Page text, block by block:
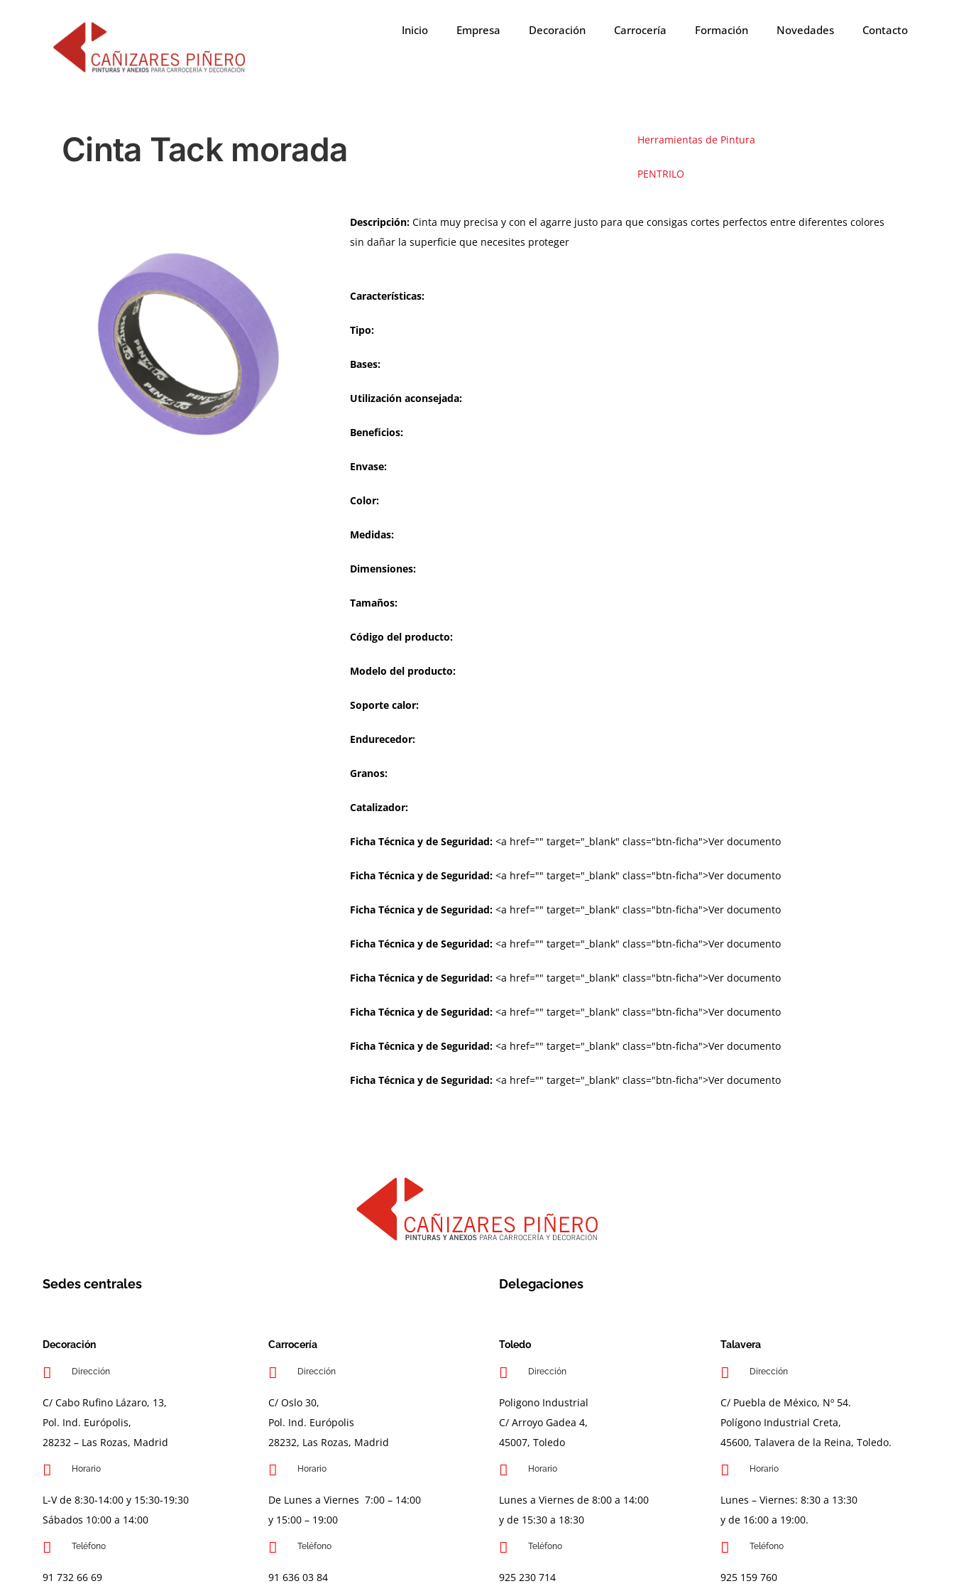
Inicio Empresa Decoración Carrocería Formación Novedades Contacto
Cinta Tack morada Herramientas de Pintura
PENTRILO
Descripción: Cinta muy precisa y con el agarre justo para que consigas cortes perfectos entre diferentes colores
sin dañar la superficie que necesites proteger
Características:
Tipo:
Bases:
Utilización aconsejada:
Beneficios:
Envase:
Color:
Medidas:
Dimensiones:
Tamaños:
Código del producto:
Modelo del producto:
Soporte calor:
Endurecedor:
Granos:
Catalizador:
Ficha Técnica y de Seguridad: <a href="" target="_blank" class="btn-ficha">Ver documento
Ficha Técnica y de Seguridad: <a href="" target="_blank" class="btn-ficha">Ver documento
Ficha Técnica y de Seguridad: <a href="" target="_blank" class="btn-ficha">Ver documento
Ficha Técnica y de Seguridad: <a href="" target="_blank" class="btn-ficha">Ver documento
Ficha Técnica y de Seguridad: <a href="" target="_blank" class="btn-ficha">Ver documento
Ficha Técnica y de Seguridad: <a href="" target="_blank" class="btn-ficha">Ver documento
Ficha Técnica y de Seguridad: <a href="" target="_blank" class="btn-ficha">Ver documento
Ficha Técnica y de Seguridad: <a href="" target="_blank" class="btn-ficha">Ver documento
Sedes centrales Delegaciones
Decoración
Dirección
C/ Cabo Rufino Lázaro, 13,
Pol. Ind. Európolis,
28232 – Las Rozas, Madrid
Horario
L-V de 8:30-14:00 y 15:30-19:30
Sábados 10:00 a 14:00
Teléfono
91 732 66 69
Carrocería
Dirección
C/ Oslo 30,
Pol. Ind. Európolis
28232, Las Rozas, Madrid
Horario
De Lunes a Viernes 7:00 – 14:00
y 15:00 – 19:00
Teléfono
91 636 03 84
Toledo
Dirección
Poligono Industrial
C/ Arroyo Gadea 4,
45007, Toledo
Horario
Lunes a Viernes de 8:00 a 14:00
y de 15:30 a 18:30
Teléfono
925 230 714
Talavera
Dirección
C/ Puebla de México, Nº 54.
Polígono Industrial Creta,
45600, Talavera de la Reina, Toledo.
Horario
Lunes – Viernes: 8:30 a 13:30
y de 16:00 a 19:00.
Teléfono
925 159 760